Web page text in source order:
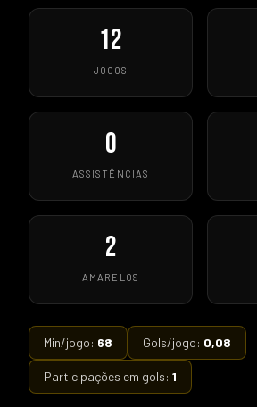
12
JOGOS
0
ASSISTÊNCIAS
2
AMARELOS
Min/jogo: 68 Gols/jogo: 0,08
Participações em gols: 1